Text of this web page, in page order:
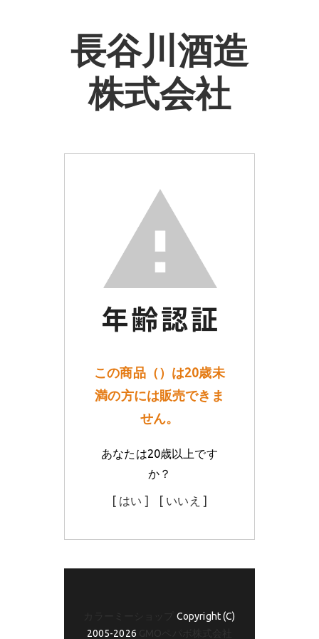
長谷川酒造
株式会社
この商品（）は20歳未
満の方には販売できま
せん。
あなたは20歳以上です
か？
[ はい ] [ いいえ ]
Copyright (C)
2005-2026